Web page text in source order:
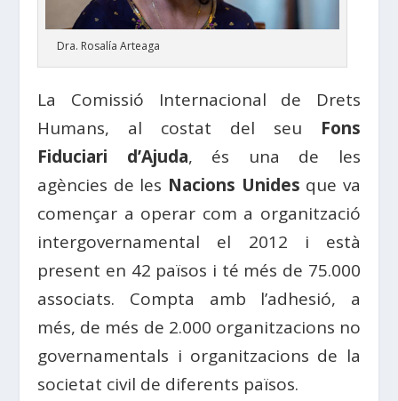
Dra. Rosalía Arteaga
La Comissió Internacional de Drets
Humans, al costat del seu Fons
Fiduciari d’Ajuda, és una de les
agències de les Nacions Unides que va
començar a operar com a organització
intergovernamental el 2012 i està
present en 42 països i té més de 75.000
associats. Compta amb l’adhesió, a
més, de més de 2.000 organitzacions no
governamentals i organitzacions de la
societat civil de diferents països.